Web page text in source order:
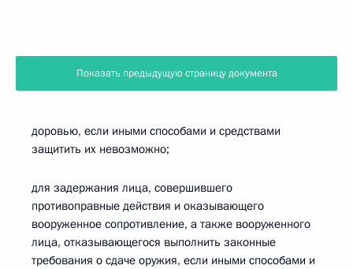
Показать предыдущую страницу документа
доровью, если иными способами и средствами
защитить их невозможно;
для задержания лица, совершившего
противоправные действия и оказывающего
вооруженное сопротивление, а также вооруженного
лица, отказывающегося выполнить законные
требования о сдаче оружия, если иными способами и